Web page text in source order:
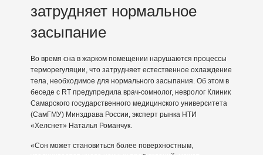
затрудняет нормальное
засыпание
Во время сна в жарком помещении нарушаются процессы
терморегуляции, что затрудняет естественное охлаждение
тела, необходимое для нормального засыпания. Об этом в
беседе с RT предупредила врач-сомнолог, невролог Клиник
Самарского государственного медицинского университета
(СамГМУ) Минздрава России, эксперт рынка НТИ
«Хелснет» Наталья Романчук.
«Сон может становиться более поверхностным,